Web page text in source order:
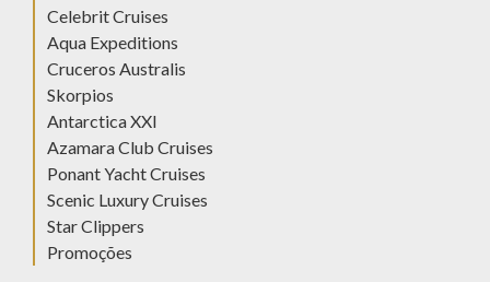
Celebrit Cruises
Aqua Expeditions
Cruceros Australis
Skorpios
Antarctica XXI
Azamara Club Cruises
Ponant Yacht Cruises
Scenic Luxury Cruises
Star Clippers
Promoções